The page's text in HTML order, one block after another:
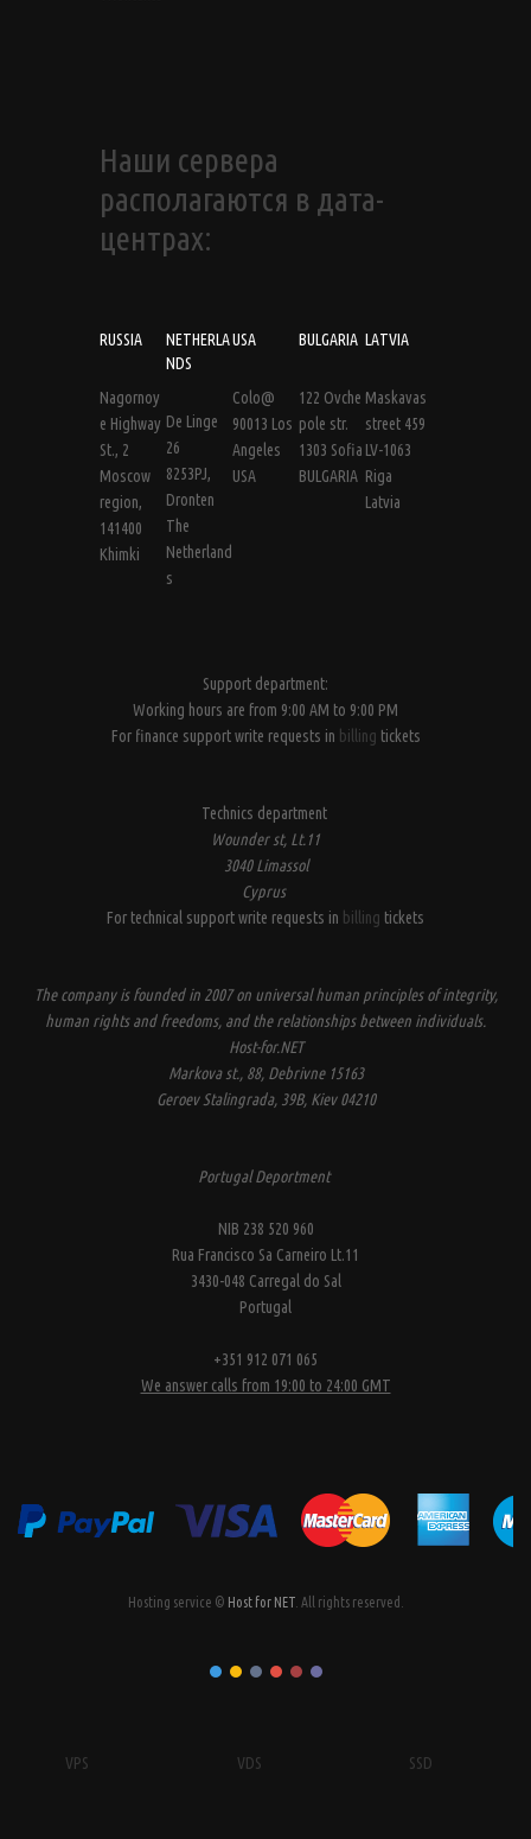
Наши сервера
располагаются в дата-
центрах:
RUSSIA
Nagornoy
e Highway
St., 2
Moscow
region,
141400
Khimki
NETHERLA
NDS
De Linge
26
8253PJ,
Dronten
The
Netherland
s
USA
Colo@
90013 Los
Angeles
USA
BULGARIA
122 Ovche
pole str.
1303 Sofia
BULGARIA
LATVIA
Maskavas
street 459
LV-1063
Riga
Latvia
Support department:
Working hours are from 9:00 AM to 9:00 PM
For finance support write requests in billing tickets
Technics department
Wounder st, Lt.11
3040 Limassol
Cyprus
For technical support write requests in billing tickets
The company is founded in 2007 on universal human principles of integrity,
human rights and freedoms, and the relationships between individuals.
Host-for.NET
Markova st., 88, Debrivne 15163
Geroev Stalingrada, 39B, Kiev 04210
Portugal Deportment
NIB 238 520 960
Rua Francisco Sa Carneiro Lt.11
3430-048 Carregal do Sal
Portugal
+351 912 071 065
We answer calls from 19:00 to 24:00 GMT
Hosting service © Host for NET. All rights reserved.
VPS VDS SSD